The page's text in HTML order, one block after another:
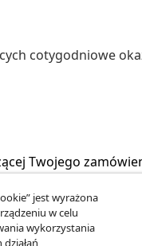
cotygodniowe
Twojego
jest wyrażona
w celu
wykorzystania